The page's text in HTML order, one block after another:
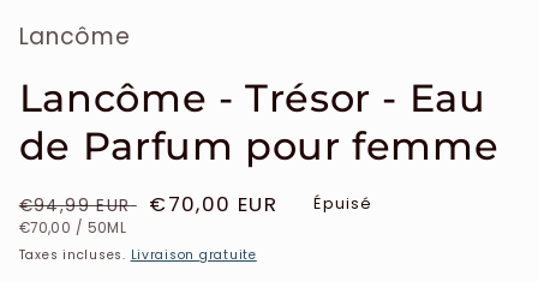
Lancôme
Lancôme - Trésor - Eau
de Parfum pour femme
Prix
habituel
€94,99 EUR
Prix
€70,00 EUR
PRIX
€70,00 / PAR
50ML
Épuisé
Taxes incluses. Livraison gratuite